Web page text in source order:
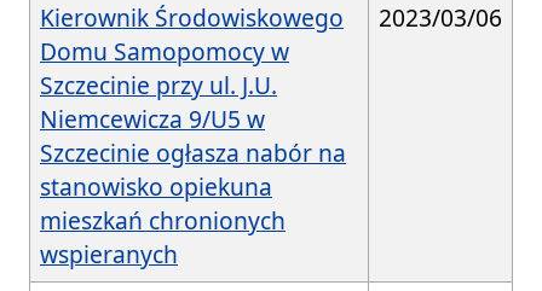
Kierownik Środowiskowego
Domu Samopomocy w
Szczecinie przy ul. J.U.
Niemcewicza 9/U5 w
Szczecinie ogłasza nabór na
stanowisko opiekuna
mieszkań chronionych
wspieranych
2023/03/06